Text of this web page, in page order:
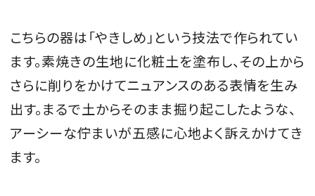
こちらの器は「やきしめ」という技法で作られてい
ます。素焼きの生地に化粧土を塗布し、その上から
さらに削りをかけてニュアンスのある表情を生み
出す。まるで土からそのまま掘り起こしたような、
アーシーな佇まいが五感に心地よく訴えかけてき
ます。